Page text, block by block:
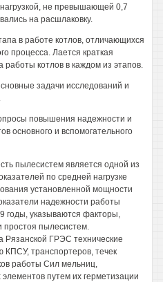
не превышающей 0,7
на расшлаковку.
в работе котлов, отличающихся
процесса. Лается краткая
работы котлов в каждом из этапов.
задачи исследований и
повышения надежности и
основного и вспомогательного
пылесистем является одной из
по средней нагрузке
установленной мощности
надежности работы
годы, указываются факторы,
пылесистем.
ГРЭС технические
транспортеров, течек
работы Сил мельниц,
путем их герметизации